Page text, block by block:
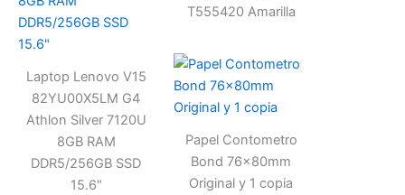
Laptop Lenovo V15
82YU00X5LM G4
Athlon Silver 7120U
8GB RAM
DDR5/256GB SSD
15.6″
T555420 Amarilla
Papel Contometro
Bond 76x80mm
Original y 1 copia